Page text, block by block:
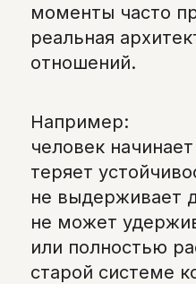
моменты часто
реальная
отношений.
Например:
человек
теряет
не выдерживает
не может
или полностью
старой системе